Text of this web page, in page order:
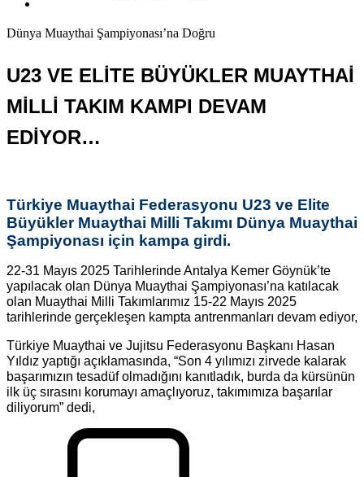
Dünya Muaythai Şampiyonası’na Doğru
U23 VE ELİTE BÜYÜKLER MUAYTHAİ
MİLLİ TAKIM KAMPI DEVAM
EDİYOR…
Türkiye Muaythai Federasyonu U23 ve Elite
Büyükler Muaythai Milli Takımı Dünya Muaythai
Şampiyonası için kampa girdi.
22-31 Mayıs 2025 Tarihlerinde Antalya Kemer Göynük’te
yapılacak olan Dünya Muaythai Şampiyonası’na katılacak
olan Muaythai Milli Takımlarımız 15-22 Mayıs 2025
tarihlerinde gerçekleşen kampta antrenmanları devam ediyor,
Türkiye Muaythai ve Jujitsu Federasyonu Başkanı Hasan
Yıldız yaptığı açıklamasında, “Son 4 yılımızı zirvede kalarak
başarımızın tesadüf olmadığını kanıtladık, burda da kürsünün
ilk üç sırasını korumayı amaçlıyoruz, takımımıza başarılar
diliyorum” dedi,